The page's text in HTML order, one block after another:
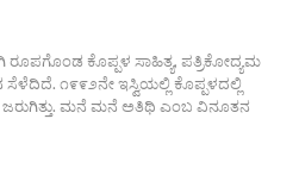
ರೂಪಗೊಂಡ ಕೊಪ್ಪಳ ಸಾಹಿತ್ಯ, ಪತ್ರಿಕೋದ್ಯಮ
ಸೆಳೆದಿದೆ. ೧೯೯೨ನೇ ಇಸ್ವಿಯಲ್ಲಿ ಕೊಪ್ಪಳದಲ್ಲಿ
ಜರುಗಿತ್ತು. ಮನೆ ಮನೆ ಅತಿಥಿ ಎಂಬ ವಿನೂತನ